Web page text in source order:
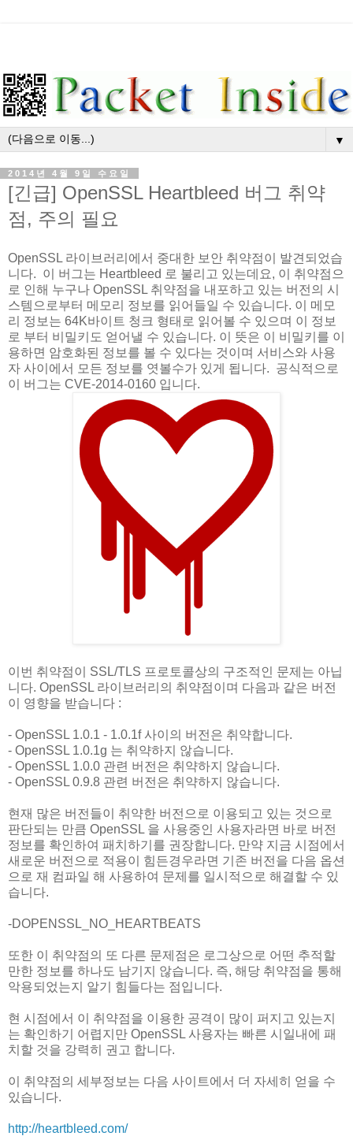
▼
2014년 4월 9일 수요일
[긴급] OpenSSL Heartbleed 버그 취약
점, 주의 필요
OpenSSL 라이브러리에서 중대한 보안 취약점이 발견되었습
니다. 이 버그는 Heartbleed 로 불리고 있는데요, 이 취약점으
로 인해 누구나 OpenSSL 취약점을 내포하고 있는 버전의 시
스템으로부터 메모리 정보를 읽어들일 수 있습니다. 이 메모
리 정보는 64K바이트 청크 형태로 읽어볼 수 있으며 이 정보
로 부터 비밀키도 얻어낼 수 있습니다. 이 뜻은 이 비밀키를 이
용하면 암호화된 정보를 볼 수 있다는 것이며 서비스와 사용
자 사이에서 모든 정보를 엿볼수가 있게 됩니다. 공식적으로
이 버그는 CVE-2014-0160 입니다.
이번 취약점이 SSL/TLS 프로토콜상의 구조적인 문제는 아닙
니다. OpenSSL 라이브러리의 취약점이며 다음과 같은 버전
이 영향을 받습니다 :
- OpenSSL 1.0.1 - 1.0.1f 사이의 버전은 취약합니다.
- OpenSSL 1.0.1g 는 취약하지 않습니다.
- OpenSSL 1.0.0 관련 버전은 취약하지 않습니다.
- OpenSSL 0.9.8 관련 버전은 취약하지 않습니다.
현재 많은 버전들이 취약한 버전으로 이용되고 있는 것으로
판단되는 만큼 OpenSSL 을 사용중인 사용자라면 바로 버전
정보를 확인하여 패치하기를 권장합니다. 만약 지금 시점에서
새로운 버전으로 적용이 힘든경우라면 기존 버전을 다음 옵션
으로 재 컴파일 해 사용하여 문제를 일시적으로 해결할 수 있
습니다.
-DOPENSSL_NO_HEARTBEATS
또한 이 취약점의 또 다른 문제점은 로그상으로 어떤 추적할
만한 정보를 하나도 남기지 않습니다. 즉, 해당 취약점을 통해
악용되었는지 알기 힘들다는 점입니다.
현 시점에서 이 취약점을 이용한 공격이 많이 퍼지고 있는지
는 확인하기 어렵지만 OpenSSL 사용자는 빠른 시일내에 패
치할 것을 강력히 권고 합니다.
이 취약점의 세부정보는 다음 사이트에서 더 자세히 얻을 수
있습니다.
http://heartbleed.com/